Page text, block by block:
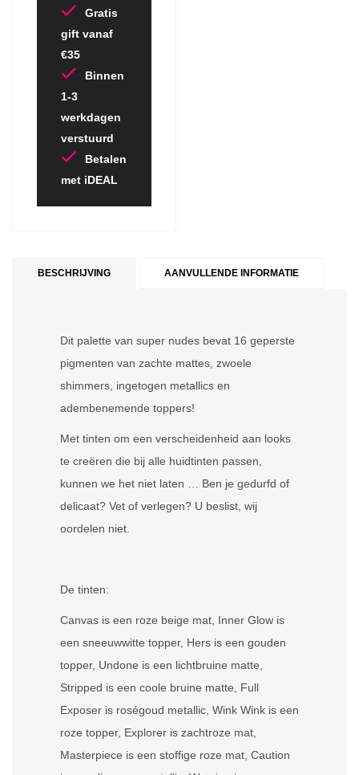
Gratis
gift vanaf
€35
Binnen
1-3
werkdagen
verstuurd
Betalen
met iDEAL
BESCHRIJVING AANVULLENDE INFORMATIE
Dit palette van super nudes bevat 16 geperste
pigmenten van zachte mattes, zwoele
shimmers, ingetogen metallics en
adembenemende toppers!
Met tinten om een ​​verscheidenheid aan looks
te creëren die bij alle huidtinten passen,
kunnen we het niet laten … Ben je gedurfd of
delicaat? Vet of verlegen? U beslist, wij
oordelen niet.
De tinten:
Canvas is een roze beige mat, Inner Glow is
een sneeuwwitte topper, Hers is een gouden
topper, Undone is een lichtbruine matte,
Stripped is een coole bruine matte, Full
Exposer is roségoud metallic, Wink Wink is een
roze topper, Explorer is zachtroze mat,
Masterpiece is een stoffige roze mat, Caution